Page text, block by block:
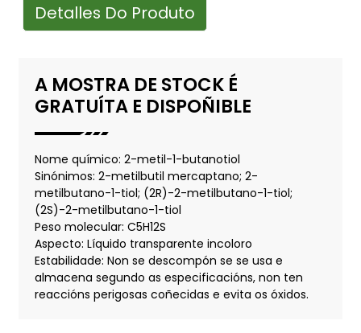
Detalles Do Produto
A MOSTRA DE STOCK É
GRATUÍTA E DISPOÑIBLE
Nome químico: 2-metil-1-butanotiol
Sinónimos: 2-metilbutil mercaptano; 2-
metilbutano-1-tiol; (2R)-2-metilbutano-1-tiol;
(2S)-2-metilbutano-1-tiol
Peso molecular: C5H12S
Aspecto: Líquido transparente incoloro
Estabilidade: Non se descompón se se usa e
almacena segundo as especificacións, non ten
reaccións perigosas coñecidas e evita os óxidos.